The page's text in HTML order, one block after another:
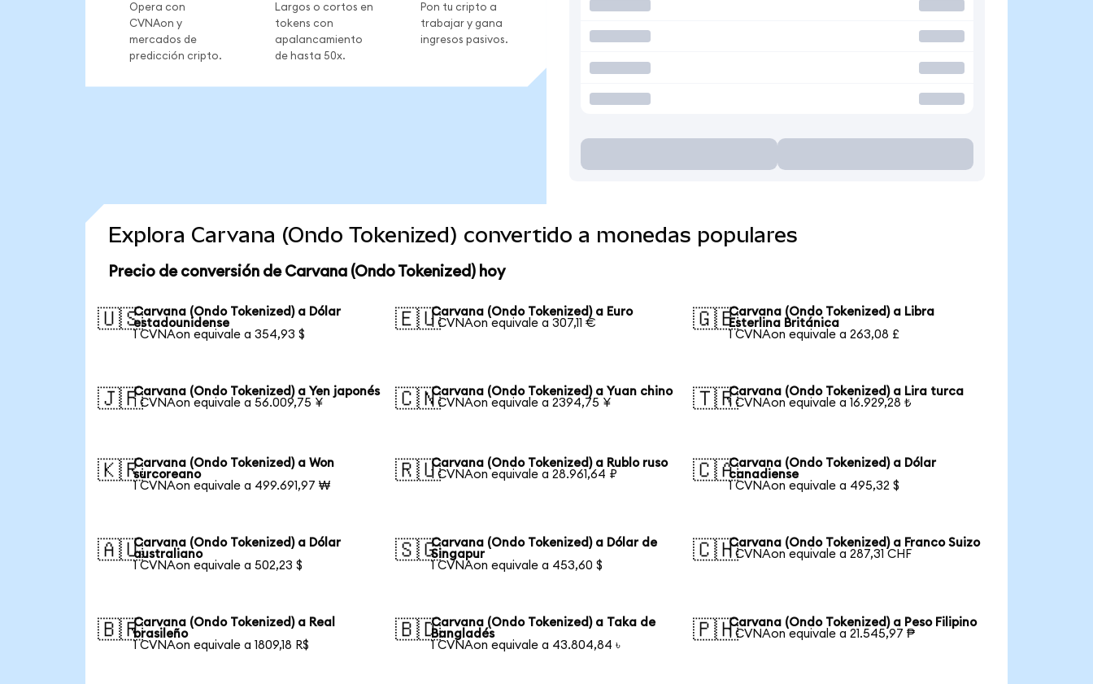
Opera con
CVNAon y
mercados de
predicción cripto.
Largos o cortos en
tokens con
apalancamiento
de hasta 50x.
Pon tu cripto a
trabajar y gana
ingresos pasivos.
Explora Carvana (Ondo Tokenized) convertido a monedas populares
Precio de conversión de Carvana (Ondo Tokenized) hoy
🇺🇸Carvana (Ondo Tokenized) a Dólar
estadounidense
1 CVNAon equivale a 354,93 $
🇪🇺Carvana (Ondo Tokenized) a Euro
1 CVNAon equivale a 307,11 €
🇬🇧Carvana (Ondo Tokenized) a Libra
Esterlina Británica
1 CVNAon equivale a 263,08 £
🇯🇵Carvana (Ondo Tokenized) a Yen japonés
1 CVNAon equivale a 56.009,75 ¥
🇨🇳Carvana (Ondo Tokenized) a Yuan chino
1 CVNAon equivale a 2394,75 ¥
🇹🇷Carvana (Ondo Tokenized) a Lira turca
1 CVNAon equivale a 16.929,28 ₺
🇰🇷Carvana (Ondo Tokenized) a Won
surcoreano
1 CVNAon equivale a 499.691,97 ₩
🇷🇺Carvana (Ondo Tokenized) a Rublo ruso
1 CVNAon equivale a 28.961,64 ₽
🇨🇦Carvana (Ondo Tokenized) a Dólar
canadiense
1 CVNAon equivale a 495,32 $
🇦🇺Carvana (Ondo Tokenized) a Dólar
australiano
1 CVNAon equivale a 502,23 $
🇸🇬Carvana (Ondo Tokenized) a Dólar de
Singapur
1 CVNAon equivale a 453,60 $
🇨🇭Carvana (Ondo Tokenized) a Franco Suizo
1 CVNAon equivale a 287,31 CHF
🇧🇷Carvana (Ondo Tokenized) a Real
brasileño
1 CVNAon equivale a 1809,18 R$
🇧🇩Carvana (Ondo Tokenized) a Taka de
Bangladés
1 CVNAon equivale a 43.804,84 ৳
🇵🇭Carvana (Ondo Tokenized) a Peso Filipino
1 CVNAon equivale a 21.545,97 ₱